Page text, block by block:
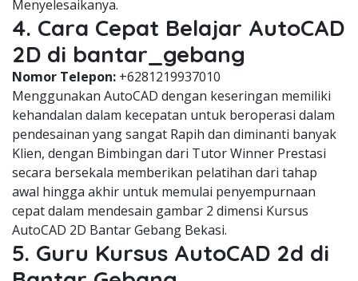
Menyelesaikanya.
4. Cara Cepat Belajar AutoCAD
2D di bantar_gebang
Nomor Telepon: +6281219937010
Menggunakan AutoCAD dengan keseringan memiliki
kehandalan dalam kecepatan untuk beroperasi dalam
pendesainan yang sangat Rapih dan diminanti banyak
Klien, dengan Bimbingan dari Tutor Winner Prestasi
secara bersekala memberikan pelatihan dari tahap
awal hingga akhir untuk memulai penyempurnaan
cepat dalam mendesain gambar 2 dimensi Kursus
AutoCAD 2D Bantar Gebang Bekasi.
5. Guru Kursus AutoCAD 2d di